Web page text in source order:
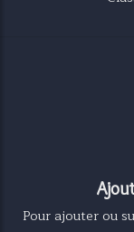
Pour ajouter ou